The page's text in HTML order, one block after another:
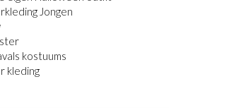
Jongen
kostuums
kleding